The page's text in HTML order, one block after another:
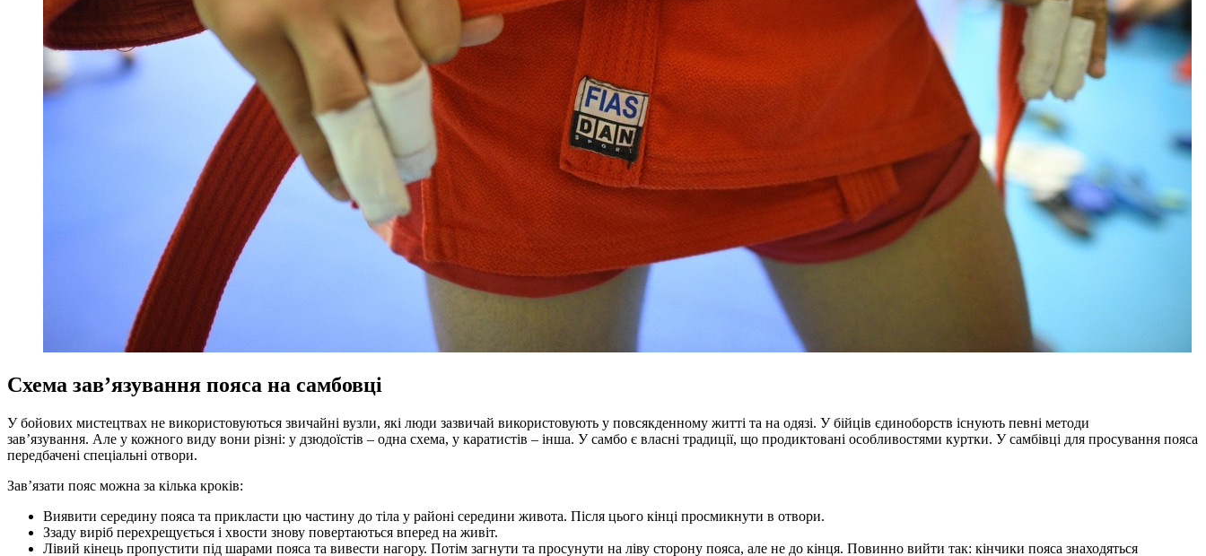
Схема зав’язування пояса на самбовці
У бойових мистецтвах не використовуються звичайні вузли, які люди зазвичай використовують у повсякденному житті та на одязі. У бійців єдиноборств існують певні методи
зав’язування. Але у кожного виду вони різні: у дзюдоїстів – одна схема, у каратистів – інша. У самбо є власні традиції, що продиктовані особливостями куртки. У самбівці для просування пояса
передбачені спеціальні отвори.
Зав’язати пояс можна за кілька кроків:
Виявити середину пояса та прикласти цю частину до тіла у районі середини живота. Після цього кінці просмикнути в отвори.
Ззаду виріб перехрещується і хвости знову повертаються вперед на живіт.
Лівий кінець пропустити під шарами пояса та вивести нагору. Потім загнути та просунути на ліву сторону пояса, але не до кінця. Повинно вийти так: кінчики пояса знаходяться